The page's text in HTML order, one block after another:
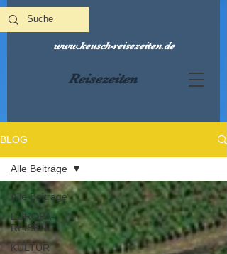
Reisezeiten
www.keusch-reisezeiten.de
BLOG
Alle Beiträge
EUROPA-
REISEN
KULTUR
Alle Beiträge